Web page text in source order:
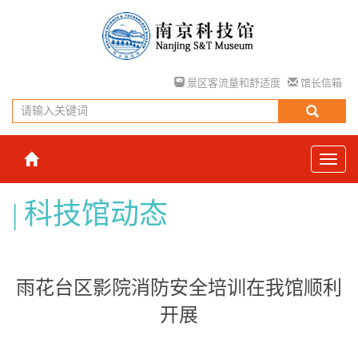
景区客流量和舒适度 馆长信箱
科技馆动态
雨花台区影院消防安全培训在我馆顺利
开展